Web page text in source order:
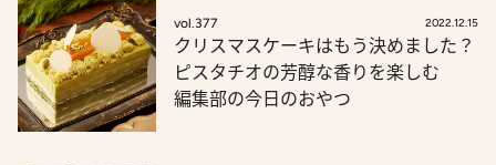
vol.377 2022.12.15
クリスマスケーキはもう決めました？
ピスタチオの芳醇な香りを楽しむ
編集部の今日のおやつ